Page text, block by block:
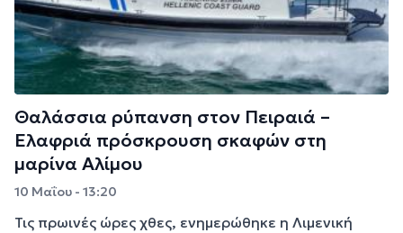
Θαλάσσια ρύπανση στον Πειραιά –
Ελαφριά πρόσκρουση σκαφών στη
μαρίνα Αλίμου
10 Μαΐου - 13:20
Τις πρωινές ώρες χθες, ενημερώθηκε η Λιμενική